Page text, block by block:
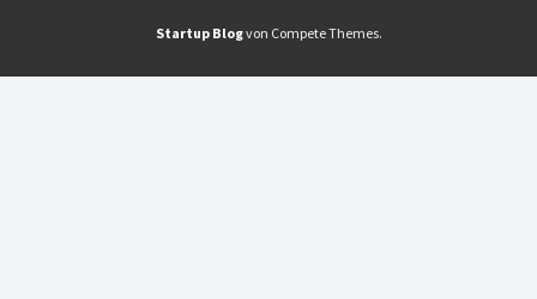
Startup Blogvon Compete Themes.